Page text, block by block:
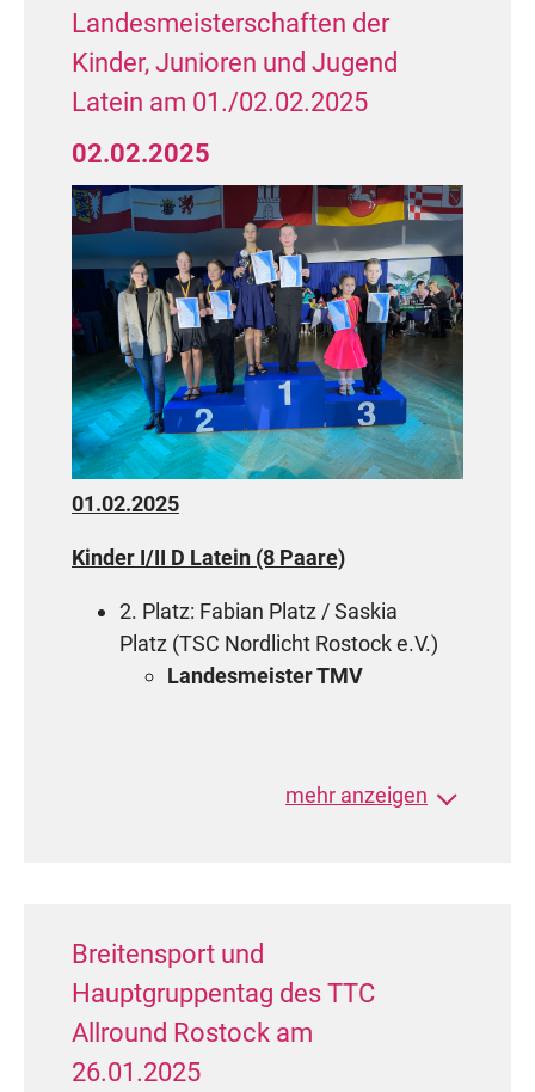
Landesmeisterschaften der
Kinder, Junioren und Jugend
Latein am 01./02.02.2025
02.02.2025
01.02.2025
Kinder I/II D Latein (8 Paare)
2. Platz: Fabian Platz / Saskia
Platz (TSC Nordlicht Rostock e.V.)
Landesmeister TMV
Junioren I D Latein (9 Paare)
Landesmeister TMV
3. Platz:John Thamm / Merle Tiede
(TSV Rot-Gold Torgelow 1990 e.V.)
4. Platz: Fabian Platz / Saskia
mehr anzeigen
Breitensport und
Hauptgruppentag des TTC
Allround Rostock am
26.01.2025